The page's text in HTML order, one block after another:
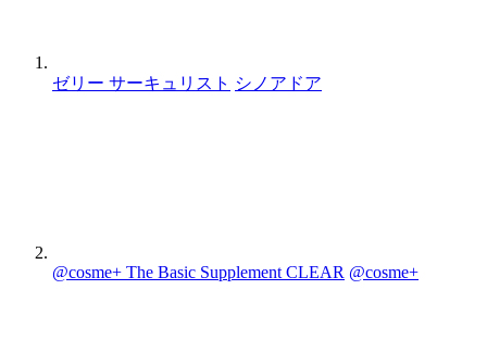
ゼリー サーキュリスト シノアドア
@cosme+ The Basic Supplement CLEAR @cosme+